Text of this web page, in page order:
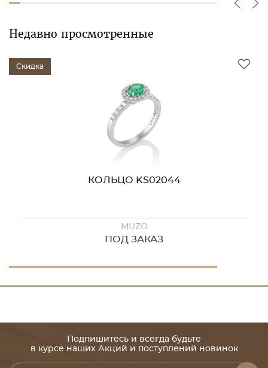
Недавно просмотренные
Скидка
КОЛЬЦО KS02044
MUZO
ПОД ЗАКАЗ
Подпишитесь и всегда будьте
в курсе наших Акций и поступлений новинок